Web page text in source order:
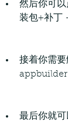
然后你可
装包+补丁
接着你需
最后你就